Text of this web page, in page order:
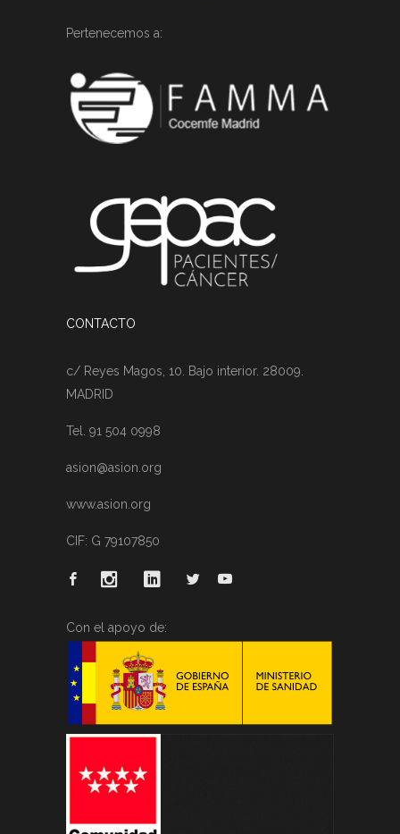
Pertenecemos a:
CONTACTO
c/ Reyes Magos, 10. Bajo interior. 28009.
MADRID
Tel. 91 504 0998
asion@asion.org
www.asion.org
CIF: G 79107850
Con el apoyo de: